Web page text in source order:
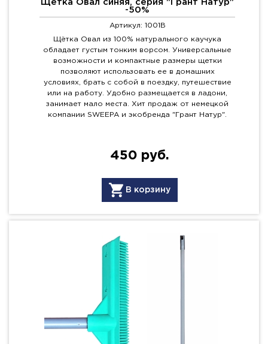
Щетка Овал синяя, серия "Грант Натур"
-50%
Артикул: 1001B
Щётка Овал из 100% натурального каучука
обладает густым тонким ворсом. Универсальные
возможности и компактные размеры щетки
позволяют использовать ее в домашних
условиях, брать с собой в поездку, путешествие
или на работу. Удобно размещается в ладони,
занимает мало места. Хит продаж от немецкой
компании SWEEPA и экобренда "Грант Натур".
450 руб.
В корзину